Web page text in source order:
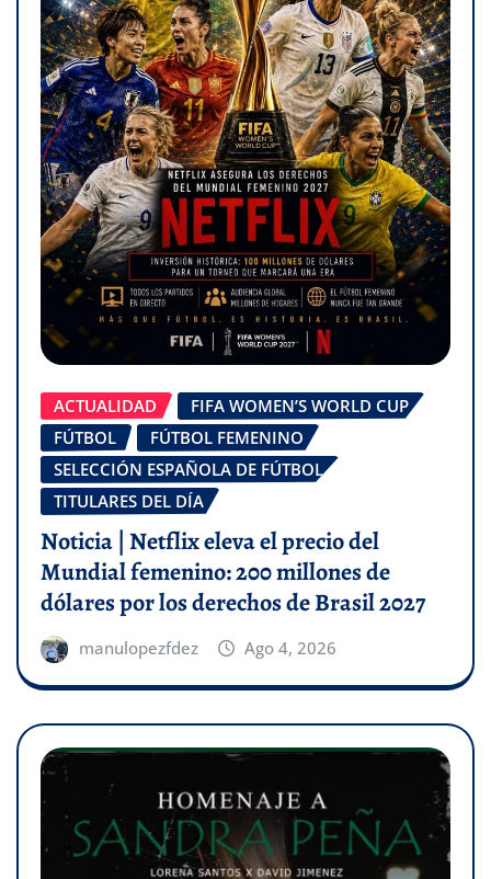
ACTUALIDAD
FIFA WOMEN’S WORLD CUP
FÚTBOL
FÚTBOL FEMENINO
SELECCIÓN ESPAÑOLA DE FÚTBOL
TITULARES DEL DÍA
Noticia | Netflix eleva el precio del
Mundial femenino: 200 millones de
dólares por los derechos de Brasil 2027
manulopezfdez Ago 4, 2026